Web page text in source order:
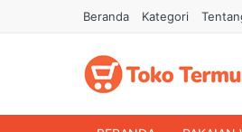
Beranda Kategori